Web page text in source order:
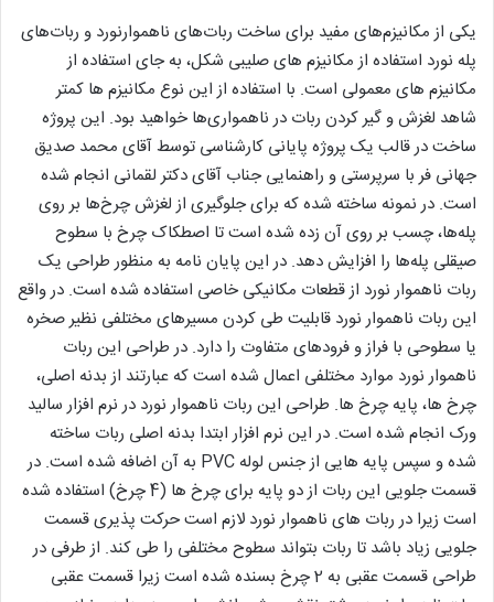
یکی از مکانیزم‌های مفید برای ساخت ربات‌های ناهموارنورد و ربات‌های
پله نورد استفاده از مکانیزم های صلیبی شکل، به جای استفاده از
مکانیزم های معمولی است. با استفاده از این نوع مکانیزم ها کمتر
شاهد لغزش و گیر کردن ربات در ناهمواری‌ها خواهید بود. این پروژه
ساخت در قالب یک پروژه پایانی کارشناسی توسط آقای محمد صدیق
جهانی فر با سرپرستی و راهنمایی جناب آقای دکتر لقمانی انجام شده
است. در نمونه ساخته شده که برای جلوگیری از لغزش چرخ‌ها بر روی
پله‌ها، چسب بر روی آن زده شده است تا اصطکاک چرخ با سطوح
صیقلی پله‌ها را افزایش دهد. در این پایان نامه به منظور طراحی یک
ربات ناهموار نورد از قطعات مکانیکی خاصی استفاده شده است. در واقع
این ربات ناهموار نورد قابلیت طی کردن مسیرهای مختلفی نظیر صخره
یا سطوحی با فراز و فرودهای متفاوت را دارد. در طراحی این ربات
ناهموار نورد موارد مختلفی اعمال شده است که عبارتند از بدنه اصلی،
چرخ ها، پایه چرخ ها. طراحی این ربات ناهموار نورد در نرم افزار سالید
ورک انجام شده است. در این نرم افزار ابتدا بدنه اصلی ربات ساخته
شده و سپس پایه هایی از جنس لوله PVC به آن اضافه شده است. در
قسمت جلویی این ربات از دو پایه برای چرخ ها (4 چرخ) استفاده شده
است زیرا در ربات های ناهموار نورد لازم است حرکت پذیری قسمت
جلویی زیاد باشد تا ربات بتواند سطوح مختلفی را طی کند. از طرفی در
طراحی قسمت عقبی به 2 چرخ بسنده شده است زیرا قسمت عقبی